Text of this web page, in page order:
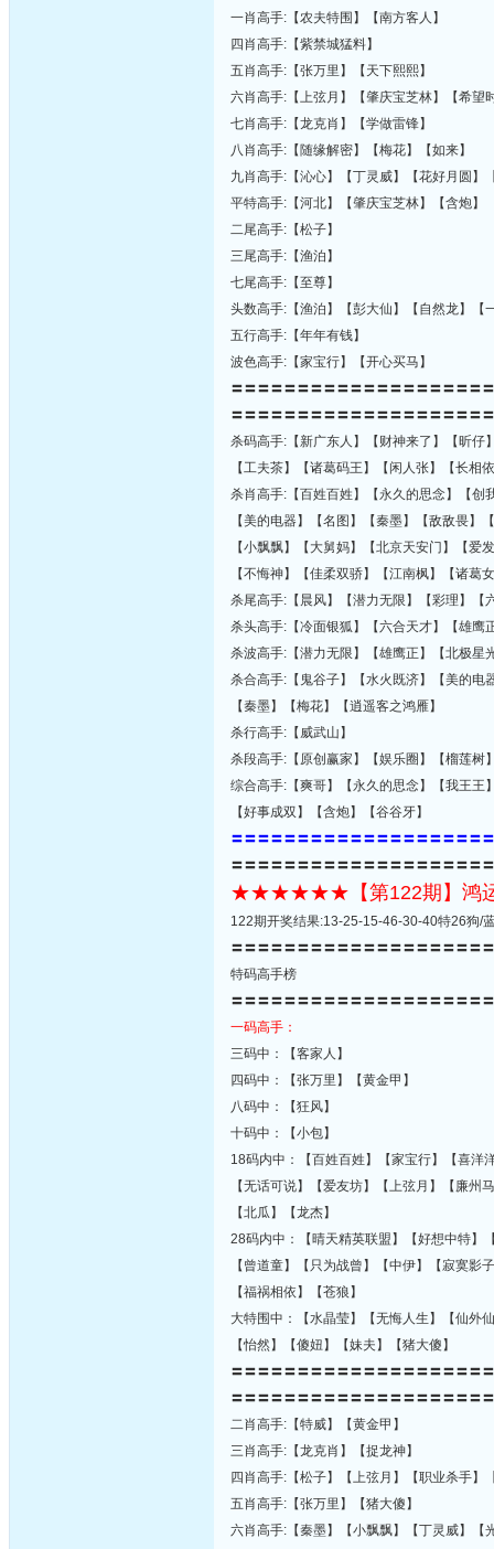
一肖高手:【农夫特围】【南方客人】
四肖高手:【紫禁城猛料】
五肖高手:【张万里】【天下熙熙】
六肖高手:【上弦月】【肇庆宝芝林】【希望
七肖高手:【龙克肖】【学做雷锋】
八肖高手:【随缘解密】【梅花】【如来】
九肖高手:【沁心】【丁灵威】【花好月圆
平特高手:【河北】【肇庆宝芝林】【含炮】
二尾高手:【松子】
三尾高手:【渔泊】
七尾高手:【至尊】
头数高手:【渔泊】【彭大仙】【自然龙】【
五行高手:【年年有钱】
波色高手:【家宝行】【开心买马】
〓〓〓〓〓〓〓〓〓〓〓〓〓〓〓〓〓〓〓
〓〓〓〓〓〓〓〓〓〓〓〓〓〓〓〓〓〓〓
杀码高手:【新广东人】【财神来了】【昕仔
【工夫茶】【诸葛码王】【闲人张】【长相
杀肖高手:【百姓百姓】【永久的思念】【创
【美的电器】【名图】【秦墨】【敌敌畏
【小飘飘】【大舅妈】【北京天安门】【
【不悔神】【佳柔双骄】【江南枫】【诸葛
杀尾高手:【晨风】【潜力无限】【彩理】【
杀头高手:【冷面银狐】【六合天才】【雄鹰
杀波高手:【潜力无限】【雄鹰正】【北极星
杀合高手:【鬼谷子】【水火既济】【美的电
【秦墨】【梅花】【逍遥客之鸿雁】
杀行高手:【威武山】
杀段高手:【原创赢家】【娱乐圈】【榴莲树
综合高手:【爽哥】【永久的思念】【我王王
【好事成双】【含炮】【谷谷牙】
〓〓〓〓〓〓〓〓〓〓〓〓〓〓〓〓〓〓〓
〓〓〓〓〓〓〓〓〓〓〓〓〓〓〓〓〓〓〓
★★★★★★【第122期】鸿
122期开奖结果:13-25-15-46-30-40特26狗/
〓〓〓〓〓〓〓〓〓〓〓〓〓〓〓〓〓〓〓
特码高手榜
〓〓〓〓〓〓〓〓〓〓〓〓〓〓〓〓〓〓〓
一码高手：
三码中：【客家人】
四码中：【张万里】【黄金甲】
八码中：【狂风】
十码中：【小包】
18码内中：【百姓百姓】【家宝行】【喜洋
【无话可说】【爱友坊】【上弦月】【廉
【北瓜】【龙杰】
28码内中：【晴天精英联盟】【好想中特】
【曾道童】【只为战曾】【中伊】【寂寞
【福祸相依】【苍狼】
大特围中：【水晶莹】【无悔人生】【仙外
【怡然】【傻妞】【妹夫】【猪大傻】
〓〓〓〓〓〓〓〓〓〓〓〓〓〓〓〓〓〓〓
〓〓〓〓〓〓〓〓〓〓〓〓〓〓〓〓〓〓〓
二肖高手:【特威】【黄金甲】
三肖高手:【龙克肖】【捉龙神】
四肖高手:【松子】【上弦月】【职业杀手】
五肖高手:【张万里】【猪大傻】
六肖高手:【秦墨】【小飘飘】【丁灵威】【